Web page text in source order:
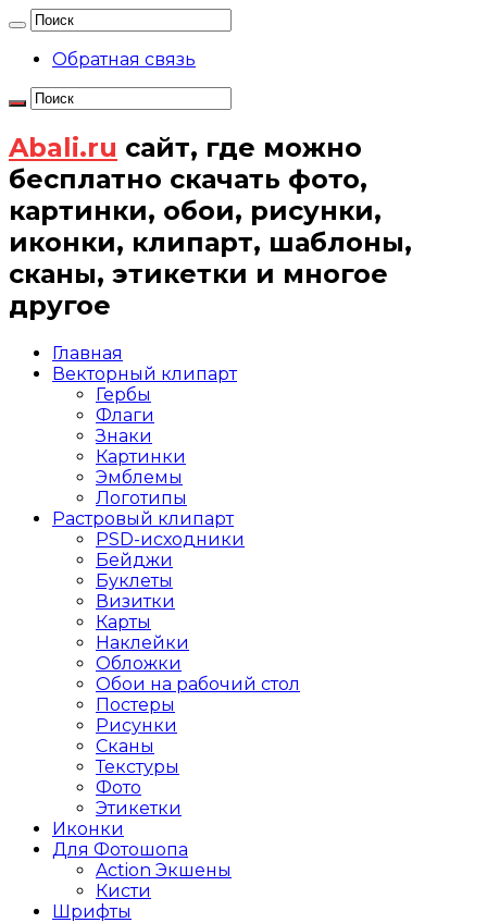
Обратная связь
Abali.ru сайт, где можно
бесплатно скачать фото,
картинки, обои, рисунки,
иконки, клипарт, шаблоны,
сканы, этикетки и многое
другое
Главная
Векторный клипарт
Гербы
Флаги
Знаки
Картинки
Эмблемы
Логотипы
Растровый клипарт
PSD-исходники
Бейджи
Буклеты
Визитки
Карты
Наклейки
Обложки
Обои на рабочий стол
Постеры
Рисунки
Сканы
Текстуры
Фото
Этикетки
Иконки
Для Фотошопа
Action Экшены
Кисти
Шрифты